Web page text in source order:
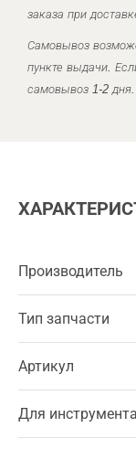
заказа при
Самовывоз
пункте выдачи.
самовывоз 1-2 дня.
Производитель
Тип запчасти
Артикул
Для инструмента